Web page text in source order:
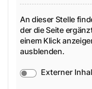
An dieser Stelle
der die Seite
einem Klick
ausblenden.
Externer